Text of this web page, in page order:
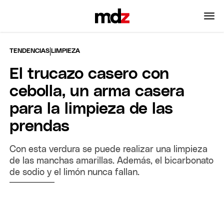
TENDENCIAS |LIMPIEZA
El trucazo casero con
cebolla, un arma casera
para la limpieza de las
prendas
Con esta verdura se puede realizar una limpieza
de las manchas amarillas. Además, el bicarbonato
de sodio y el limón nunca fallan.